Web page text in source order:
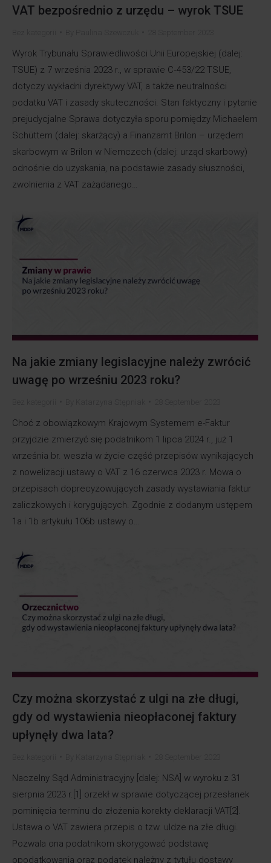
VAT bezpośrednio z urzędu – wyrok TSUE
Wyrok Trybunału Sprawiedliwości Unii Europejskiej (dalej:
TSUE) z 7 września 2023 r., w sprawie C‑453/22 TSUE,
dotyczy wykładni dyrektywy VAT, a także neutralności
podatku VAT i zasady skuteczności. Stan faktyczny i pytanie
prejudycjalne Sprawa dotyczyła sporu pomiędzy Michaelem
Schüttem (dalej: skarżący) a Finanzamt Brilon – urzędem
skarbowym w Brilon w Niemczech (dalej: urząd skarbowy)
odnośnie do uzyskania, na podstawie zasady słuszności,
zwolnienia z VAT zażądanego…
Na jakie zmiany legislacyjne należy zwrócić
uwagę po wrześniu 2023 roku?
Choć z obowiązkowym Krajowym Systemem e-Faktur
przyjdzie zmierzyć się podatnikom 1 lipca 2024 r., już 1
września br. weszła w życie część przepisów wynikających
z nowelizacji ustawy o VAT z 16 czerwca 2023 r. Mowa o
przepisach doprecyzowujących zasady wystawiania faktur
zaliczkowych i korygujących. Zgodnie z dodanym ustępem
1a i 1b artykułu 106b ustawy o…
Czy można skorzystać z ulgi na złe długi,
gdy od wystawienia nieopłaconej faktury
upłynęły dwa lata?
Naczelny Sąd Administracyjny [dalej: NSA] w wyroku z 31
sierpnia 2023 r.[1] orzekł w sprawie dotyczącej przesłanek
pominięcia terminu do złożenia korekty deklaracji VAT[2].
Ustawa o VAT zawiera przepis o tzw. uldze na złe długi.
Pozwala ona podatnikom skorygować podstawę
opodatkowania oraz podatek należny z tytułu dostawy